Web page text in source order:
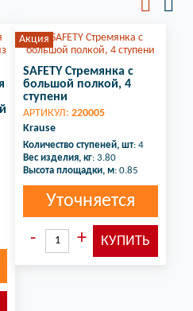
Акция
SAFETY Стремянка с
большой полкой, 4
ступени
АРТИКУЛ: 220005
Krause
Количество ступеней, шт: 4
Вес изделия, кг: 3.80
Высота площадки, м: 0.85
Уточняется